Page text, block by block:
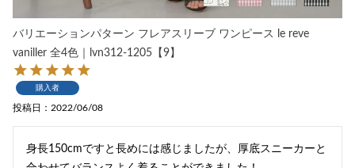
バリエーションパターン フレアスリーブ ワンピース le reve
vaniller 全4色｜lvn312-1205【9】
購入者
投稿日 2022/06/08
身長150cmですと長めには感じましたが、厚底スニーカーと